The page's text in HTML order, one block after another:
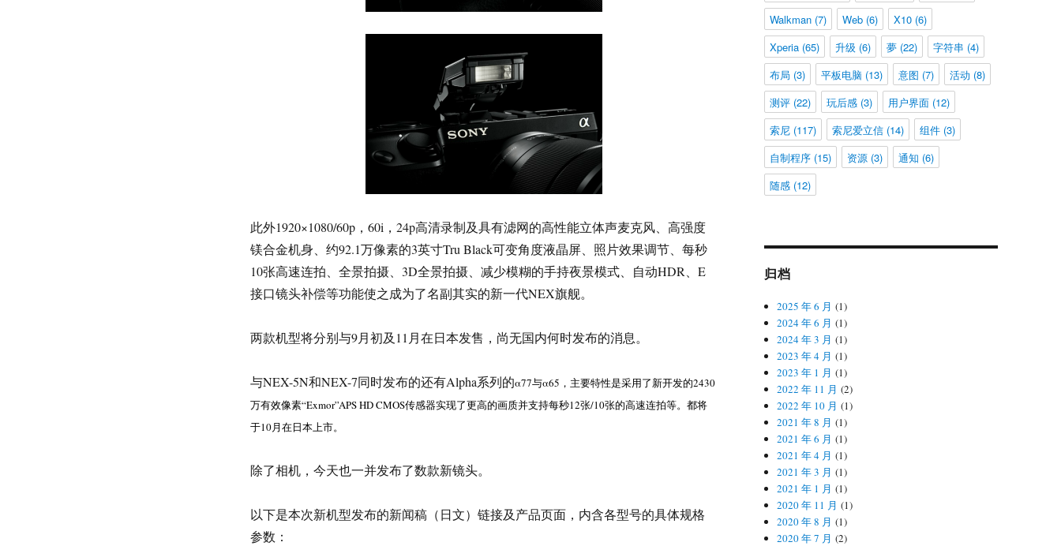
此外1920×1080/60p，60i，24p高清录制及具有滤网的高性能立体声麦克风、高强度
镁合金机身、约92.1万像素的3英寸Tru Black可变角度液晶屏、照片效果调节、每秒
10张高速连拍、全景拍摄、3D全景拍摄、减少模糊的手持夜景模式、自动HDR、E
接口镜头补偿等功能使之成为了名副其实的新一代NEX旗舰。
两款机型将分别与9月初及11月在日本发售，尚无国内何时发布的消息。
与NEX-5N和NEX-7同时发布的还有Alpha系列的α77与α65，主要特性是采用了新开发的2430
万有效像素“Exmor”APS HD CMOS传感器实现了更高的画质并支持每秒12张/10张的高速连拍等。都将
于10月在日本上市。
除了相机，今天也一并发布了数款新镜头。
以下是本次新机型发布的新闻稿（日文）链接及产品页面，内含各型号的具体规格
参数：
Walkman(7) Web(6) X10(6)
Xperia(65) 升级 (6) 夢(22) 字符串 (4)
布局 (3) 平板电脑 (13) 意图 (7) 活动 (8)
测评(22) 玩后感(3) 用户界面(12)
索尼(117) 索尼爱立信(14) 组件(3)
自制程序(15) 资源(3) 通知 (6)
随感(12)
归档
2025 年 6 月 (1)
2024 年 6 月 (1)
2024 年 3 月 (1)
2023 年 4 月 (1)
2023 年 1 月 (1)
2022 年 11 月 (2)
2022 年 10 月 (1)
2021 年 8 月 (1)
2021 年 6 月 (1)
2021 年 4 月 (1)
2021 年 3 月 (1)
2021 年 1 月 (1)
2020 年 11 月 (1)
2020 年 8 月 (1)
2020 年 7 月 (2)